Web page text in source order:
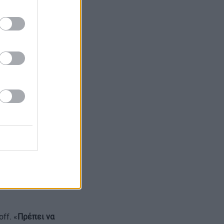
θα
σε
ήταν πιο
προς μια
δρόμο και
ικανότητά
« Πρέπει να